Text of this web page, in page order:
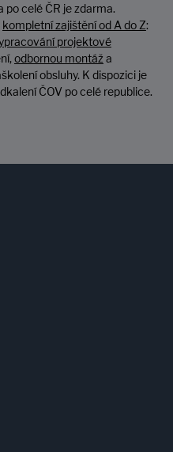
po celé ČR je zdarma.
kompletní zajištění od A do Z:
projektové
odbornou montáža
obsluhy. K dispozici je
ČOV po celé republice.